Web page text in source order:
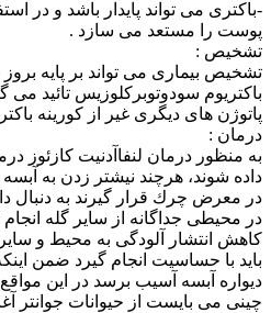
پوست را مستعد می سازد .
تشخیص :
تشخیص بیماری می تواند بر پایه
باكتریوم سودوتوبركلوزیس تائید
پاتوژن های دیگری غیر از كورینه
درمان :
به منظور درمان لنفاآدنیت كازئوز
داده شوند، هرچند نیشتر زدن به
در معرض چرك قرار گیرند به دنبال
در محیطی جداگانه از سایر گله
كاهش انتشار آلودگی به محیط و
باید با حساسیت انجام گیرد ضمن
دیواره آبسه آسیب برسد در این
چینی می بایست از حیوانات جوانتر